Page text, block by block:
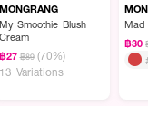
MONGRANG
My Smoothie Blush
Cream
฿27 ฿89 (70%)
13 Variations
฿30